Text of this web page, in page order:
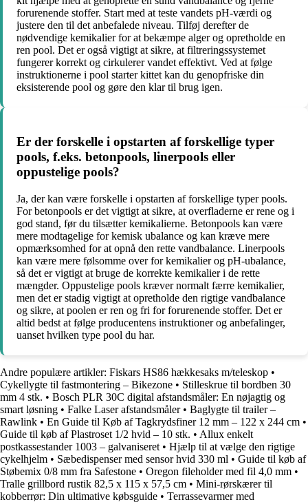
forurenende stoffer. Start med at teste vandets pH-værdi og
justere den til det anbefalede niveau. Tilføj derefter de
nødvendige kemikalier for at bekæmpe alger og opretholde en
ren pool. Det er også vigtigt at sikre, at filtreringssystemet
fungerer korrekt og cirkulerer vandet effektivt. Ved at følge
instruktionerne i pool starter kittet kan du genopfriske din
eksisterende pool og gøre den klar til brug igen.
Er der forskelle i opstarten af forskellige typer
pools, f.eks. betonpools, linerpools eller
oppustelige pools?
Ja, der kan være forskelle i opstarten af forskellige typer pools.
For betonpools er det vigtigt at sikre, at overfladerne er rene og i
god stand, før du tilsætter kemikalierne. Betonpools kan være
mere modtagelige for kemisk ubalance og kan kræve mere
opmærksomhed for at opnå den rette vandbalance. Linerpools
kan være mere følsomme over for kemikalier og pH-ubalance,
så det er vigtigt at bruge de korrekte kemikalier i de rette
mængder. Oppustelige pools kræver normalt færre kemikalier,
men det er stadig vigtigt at opretholde den rigtige vandbalance
og sikre, at poolen er ren og fri for forurenende stoffer. Det er
altid bedst at følge producentens instruktioner og anbefalinger,
uanset hvilken type pool du har.
Andre populære artikler: Fiskars HS86 hækkesaks m/teleskop •
Cykellygte til fastmontering – Bikezone • Stilleskrue til bordben 30
mm 4 stk. • Bosch PLR 30C digital afstandsmåler: En nøjagtig og
smart løsning • Falke Laser afstandsmåler• Baglygte til trailer –
Rawlink • En Guide til Køb af Tagkrydsfiner 12 mm – 122 x 244 cm •
Guide til køb af Plastroset 1/2 hvid – 10 stk. • Allux enkelt
postkassestander 1003 – galvaniseret • Hjælp til at vælge den rigtige
cykelhjelm • Sæbedispenser med sensor hvid 330 ml • Guide til køb af
Støbemix 0/8 mm fra Safestone • Oregon fileholder med fil 4,0 mm •
Tralle grillbord rustik 82,5 x 115 x 57,5 cm • Mini-rørskærer til
kobberrør: Din ultimative købsguide • Terrassevarmer med